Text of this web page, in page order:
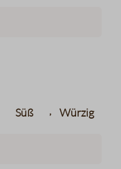
Süß , Würzig